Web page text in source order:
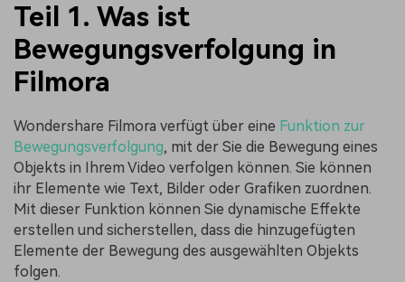
Teil 1. Was ist
Bewegungsverfolgung in
Filmora
Wondershare Filmora verfügt über eine Funktion zur
Bewegungsverfolgung, mit der Sie die Bewegung eines
Objekts in Ihrem Video verfolgen können. Sie können
ihr Elemente wie Text, Bilder oder Grafiken zuordnen.
Mit dieser Funktion können Sie dynamische Effekte
erstellen und sicherstellen, dass die hinzugefügten
Elemente der Bewegung des ausgewählten Objekts
folgen.